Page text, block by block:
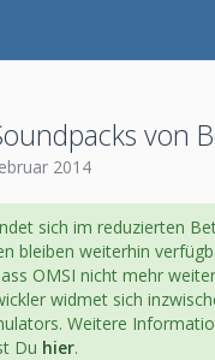
von
2014
sich im reduzierten
bleiben weiterhin
OMSI nicht mehr
widmet sich
Weitere
Du hier.